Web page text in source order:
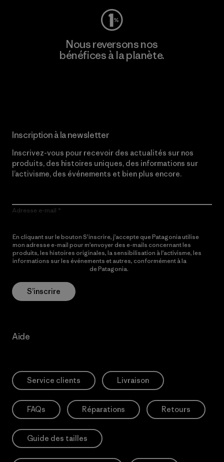
Nous reversons nos
bénéfices à la planète.
Inscription à la newsletter
Inscrivez-vous pour recevoir des actualités sur nos
produits, des histoires uniques, des informations sur
l’activisme, des événements et bien plus encore.
Adresse e-mail
En cliquant sur le bouton S’inscrire, j’accepte que Patagonia utilise
mon adresse e-mail pour m’envoyer des e-mails concernant les
produits, les histoires originales, la sensibilisation à l’activisme, les
informations sur les événements et autres, conformément à la
de Patagonia.
S’inscrire
Aide
Service clients Livraison
FAQs Réparations Retours
Guide des tailles